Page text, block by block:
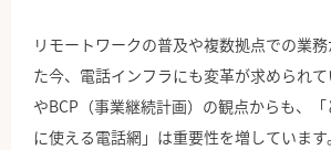
リモートワークの普及や複数拠点での業
た今、電話インフラにも変革が求められ
やBCP（事業継続計画）の観点からも、
に使える電話網」は重要性を増しています。